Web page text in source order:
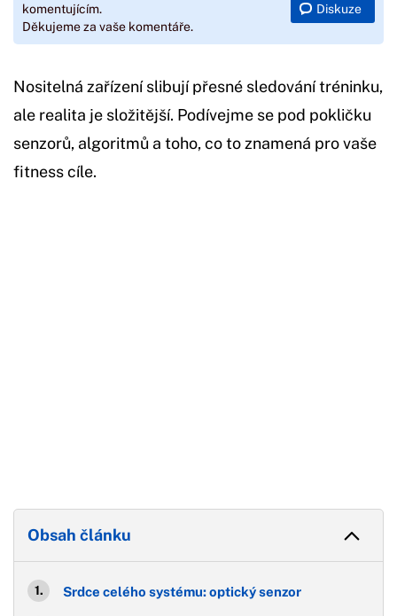
komentujícím.
Děkujeme za vaše komentáře.
Diskuze
Nositelná zařízení slibují přesné sledování tréninku,
ale realita je složitější. Podívejme se pod pokličku
senzorů, algoritmů a toho, co to znamená pro vaše
fitness cíle.
Obsah článku
Srdce celého systému: optický senzor